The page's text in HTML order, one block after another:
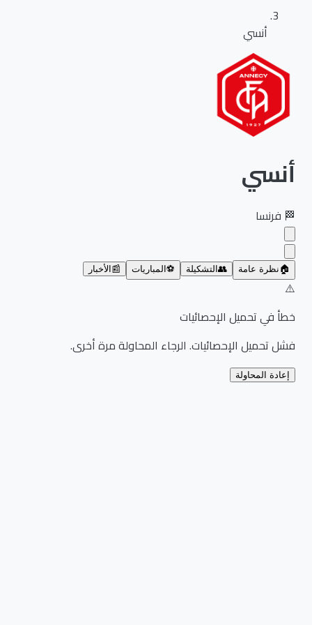
أنسي
أنسي
فرنسا
نظرة عامة 👥 التشكيلة ⚽ المباريات 📰 الأخبار
خطأ في تحميل الإحصائيات
فشل تحميل الإحصائيات. الرجاء المحاولة مرة أخرى.
إعادة المحاولة